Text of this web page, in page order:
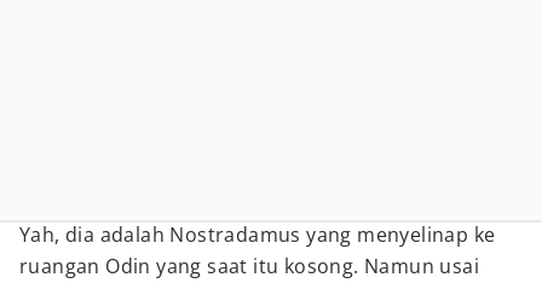
Yah, dia adalah Nostradamus yang menyelinap ke
ruangan Odin yang saat itu kosong. Namun usai